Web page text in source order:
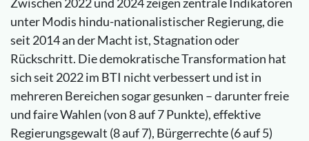
unter Modis hindu-nationalistischer Regierung, die
seit 2014 an der Macht ist, Stagnation oder
Rückschritt. Die demokratische Transformation hat
sich seit 2022 im BTI nicht verbessert und ist in
mehreren Bereichen sogar gesunken – darunter freie
und faire Wahlen (von 8 auf 7 Punkte), effektive
Regierungsgewalt (8 auf 7), Bürgerrechte (6 auf 5)